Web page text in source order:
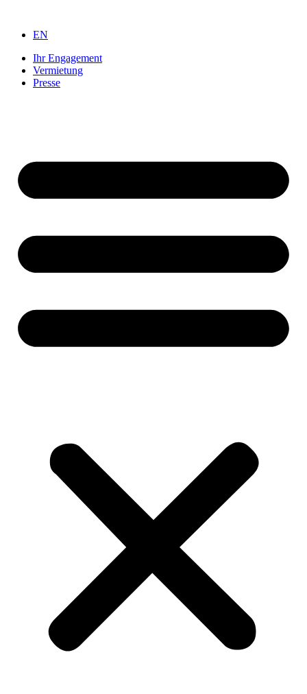
springen
EN
Ihr Engagement
Vermietung
Presse